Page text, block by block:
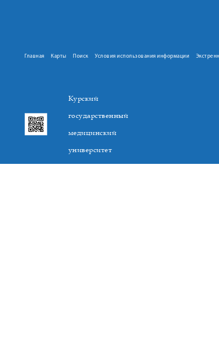
Главная Карты Поиск Условия использования информации
Курский
государственный
медицинский
университет